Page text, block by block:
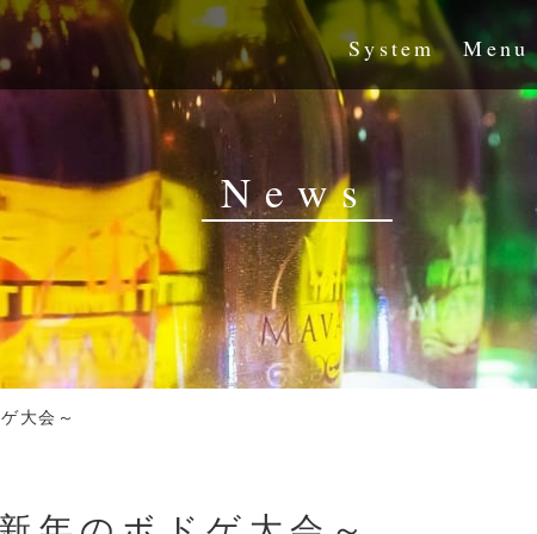
System Menu
News
大会～